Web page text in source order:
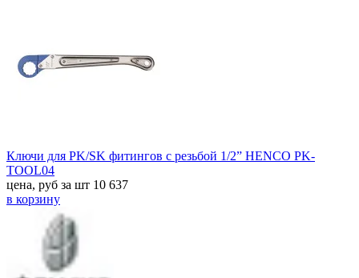
Ключи для PK/SK фитингов с резьбой 1/2” HENCO PK-
TOOL04
цена, руб за шт 10 637
в корзину